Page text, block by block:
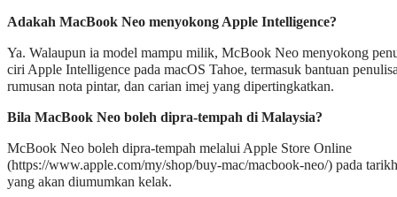
Adakah MacBook Neo menyokong Apple Intelligence?
Ya. Walaupun ia model mampu milik, McBook Neo menyokong
ciri Apple Intelligence pada macOS Tahoe, termasuk bantuan
rumusan nota pintar, dan carian imej yang dipertingkatkan.
Bila MacBook Neo boleh dipra-tempah di Malaysia?
McBook Neo boleh dipra-tempah melalui Apple Store Online
(https://www.apple.com/my/shop/buy-mac/macbook-neo/) pada tarikh
yang akan diumumkan kelak.